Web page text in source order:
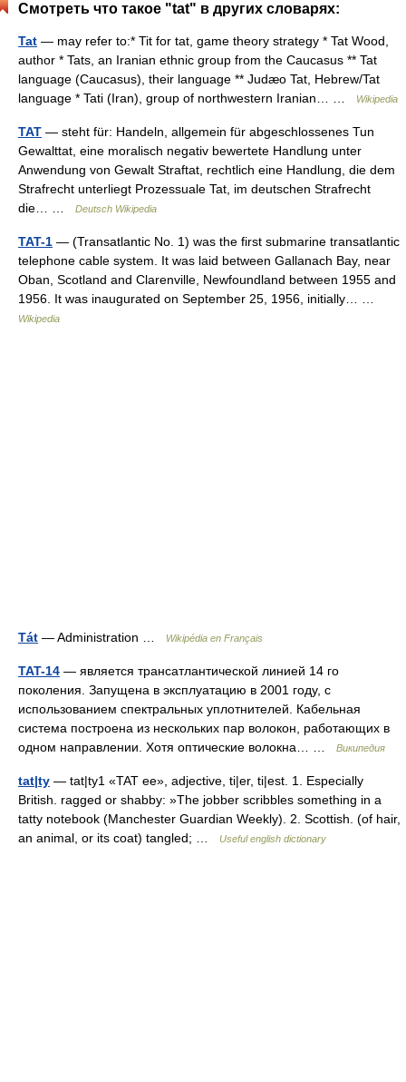
Смотреть что такое "tat" в других словарях:
Tat — may refer to:* Tit for tat, game theory strategy * Tat Wood,
author * Tats, an Iranian ethnic group from the Caucasus ** Tat
language (Caucasus), their language ** Judæo Tat, Hebrew/Tat
language * Tati (Iran), group of northwestern Iranian… …
Wikipedia
TAT — steht für: Handeln, allgemein für abgeschlossenes Tun
Gewalttat, eine moralisch negativ bewertete Handlung unter
Anwendung von Gewalt Straftat, rechtlich eine Handlung, die dem
Strafrecht unterliegt Prozessuale Tat, im deutschen Strafrecht
die… …
Deutsch Wikipedia
TAT-1 — (Transatlantic No. 1) was the first submarine transatlantic
telephone cable system. It was laid between Gallanach Bay, near
Oban, Scotland and Clarenville, Newfoundland between 1955 and
1956. It was inaugurated on September 25, 1956, initially… …
Wikipedia
Tát — Administration … Wikipédia en Français
TAT-14 — является трансатлантической линией 14 го
поколения. Запущена в эксплуатацию в 2001 году, с
использованием спектральных уплотнителей. Кабельная
система построена из нескольких пар волокон, работающих в
одном направлении. Хотя оптические волокна… …
Википедия
tat|ty — tat|ty1 «TAT ee», adjective, ti|er, ti|est. 1. Especially
British. ragged or shabby: »The jobber scribbles something in a
tatty notebook (Manchester Guardian Weekly). 2. Scottish. (of hair,
an animal, or its coat) tangled; …
Useful english dictionary